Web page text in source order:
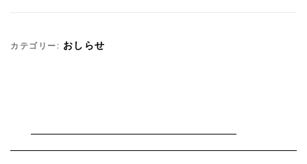
カテゴリー: おしらせ